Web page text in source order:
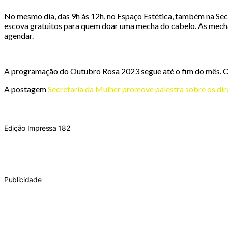
No mesmo dia, das 9h às 12h, no Espaço Estética, também na
escova gratuitos para quem doar uma mecha do cabelo. As
agendar.
A programação do Outubro Rosa 2023 segue até o fim do mês.
A postagemSecretaria da Mulher promove palestra sobre os
Edição Impressa 182
Publicidade